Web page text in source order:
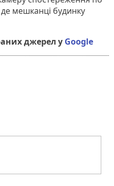
мешканці будинку
джерел у Google